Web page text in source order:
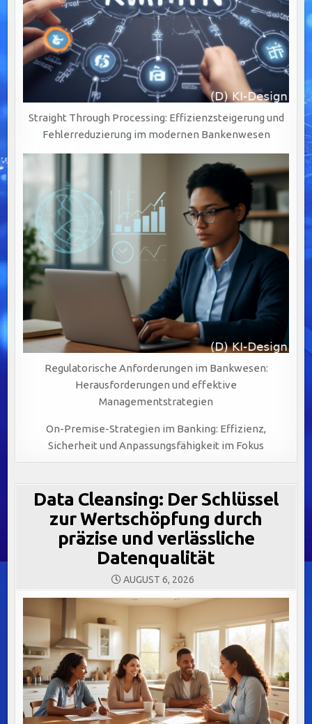
Straight Through Processing: Effizienzsteigerung und
Fehlerreduzierung im modernen Bankenwesen
Regulatorische Anforderungen im Bankwesen:
Herausforderungen und effektive
Managementstrategien
On-Premise-Strategien im Banking: Effizienz,
Sicherheit und Anpassungsfähigkeit im Fokus
Data Cleansing: Der Schlüssel
zur Wertschöpfung durch
präzise und verlässliche
Datenqualität
AUGUST 6, 2026